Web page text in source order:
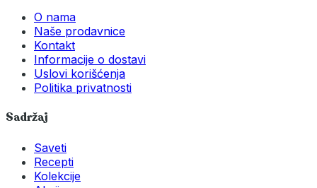
O nama
Naše prodavnice
Kontakt
Informacije o dostavi
Uslovi korišćenja
Politika privatnosti
Sadržaj
Saveti
Recepti
Kolekcije